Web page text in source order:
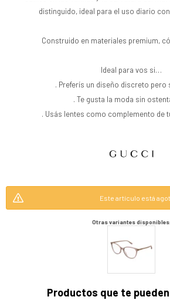
distinguido, ideal para el uso diario
Construido en materiales premium,
Ideal para vos si…
. Preferís un diseño discreto pero
. Te gusta la moda sin
. Usás lentes como complemento de
Este artículo está
Otras variantes disponibles:
Productos que te